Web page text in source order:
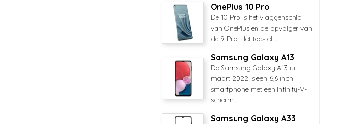
OnePlus 10 Pro
De 10 Pro is het vlaggenschip
van OnePlus en de opvolger van
de 9 Pro. Het toestel ...
Samsung Galaxy A13
De Samsung Galaxy A13 uit
maart 2022 is een 6,6 inch
smartphone met een Infinity-V-
scherm. ...
Samsung Galaxy A33